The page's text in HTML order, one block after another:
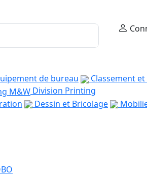
de bureau
Classement
Division Printing
Dessin et Bricolage